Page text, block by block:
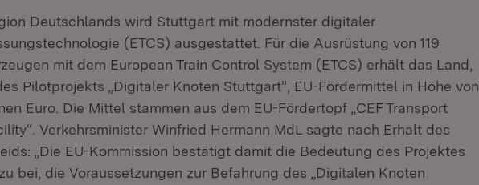
Deutschlands wird Stuttgart mit modernster digitaler
(ETCS) ausgestattet. Für die Ausrüstung von 119
mit dem European Train Control System (ETCS) erhält das Land,
Pilotprojekts „Digitaler Knoten Stuttgart", EU-Fördermittel in Höhe von
Euro. Die Mittel stammen aus dem EU-Fördertopf „CEF Transport
Verkehrsminister Winfried Hermann MdL sagte nach Erhalt des
„Die EU-Kommission bestätigt damit die Bedeutung des Projektes
bei, die Voraussetzungen zur Befahrung des „Digitalen Knoten